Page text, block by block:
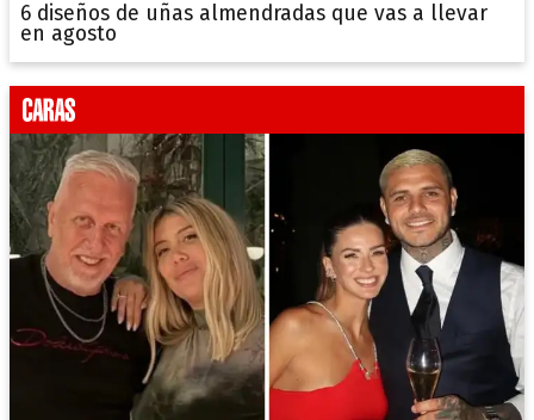
6 diseños de uñas almendradas que vas a llevar
en agosto